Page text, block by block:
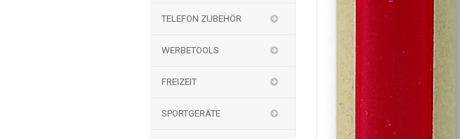
TELEFON ZUBEHÖR
WERBETOOLS
FREIZEIT
SPORTGERÄTE